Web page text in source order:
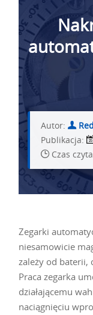
Autor:
Publikacja:
Czas
Zegarki
niesamowicie
zależy od baterii,
Praca zegarka
działającemu
naciągnięciu